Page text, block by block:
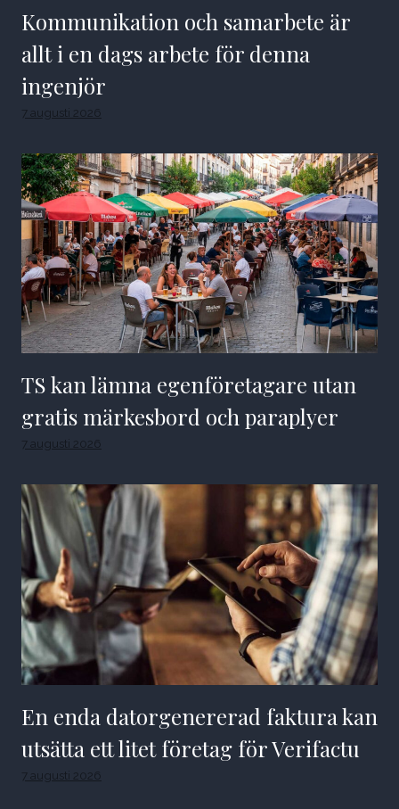
Kommunikation och samarbete är
allt i en dags arbete för denna
ingenjör
7 augusti 2026
TS kan lämna egenföretagare utan
gratis märkesbord och paraplyer
7 augusti 2026
En enda datorgenererad faktura kan
utsätta ett litet företag för Verifactu
7 augusti 2026